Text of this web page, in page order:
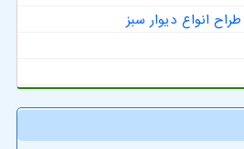
انواع دیوار سبز